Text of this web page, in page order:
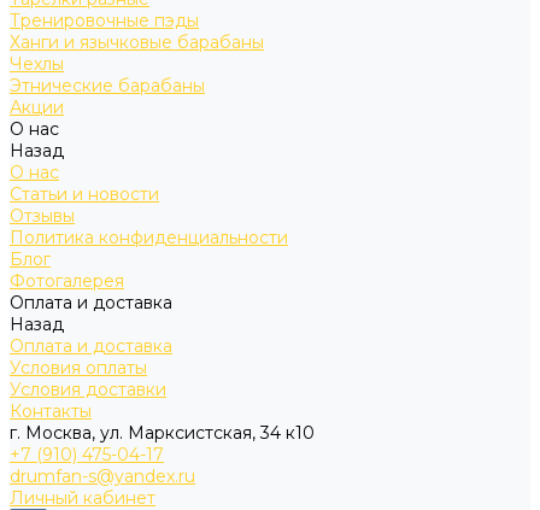
Тренировочные пэды
Ханги и язычковые барабаны
Чехлы
Этнические барабаны
Акции
О нас
Назад
О нас
Статьи и новости
Отзывы
Политика конфиденциальности
Блог
Фотогалерея
Оплата и доставка
Назад
Оплата и доставка
Условия оплаты
Условия доставки
Контакты
г. Москва, ул. Марксистская, 34 к10
+7 (910) 475-04-17
drumfan-s@yandex.ru
Личный кабинет